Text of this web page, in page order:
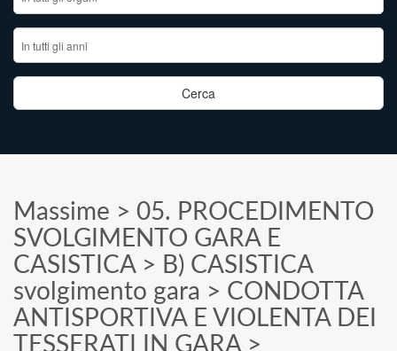
Massime > 05. PROCEDIMENTO
SVOLGIMENTO GARA E
CASISTICA> B) CASISTICA
svolgimento gara > CONDOTTA
ANTISPORTIVA E VIOLENTA DEI
TESSERATI IN GARA>